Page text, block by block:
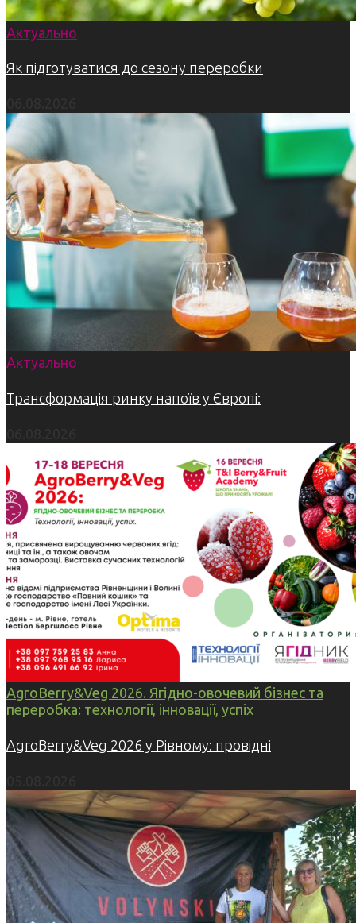
Актуально
Як підготуватися до сезону переробки
Актуально
Трансформація ринку напоїв у Європі:
AgroBerry&Veg 2026. Ягідно-овочевий бізнес та
переробка: технології, інновації, успіх
AgroBerry&Veg 2026 у Рівному: провідні